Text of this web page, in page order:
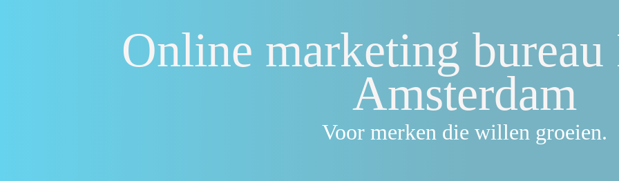
Online marketing
Amsterdam
Voor merken die willen groeien.